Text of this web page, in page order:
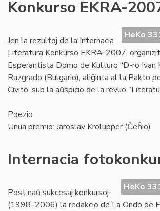
Konkurso EKRA-
HeKo
Jen la rezultoj de la Internacia
Literatura Konkurso EKRA-2007,
Esperantista Domo de Kulturo “D-ro Ivan
Razgrado (Bulgario), aliĝinta al la Pakto
Civito, sub la aŭspicio de la revuo
Poezio
Unua premio: Jaroslav Krolupper (Ĉeĥio)
Internacia
HeKo
Post naŭ sukcesaj konkursoj
(1998–2006) la redakcio de La Ondo de